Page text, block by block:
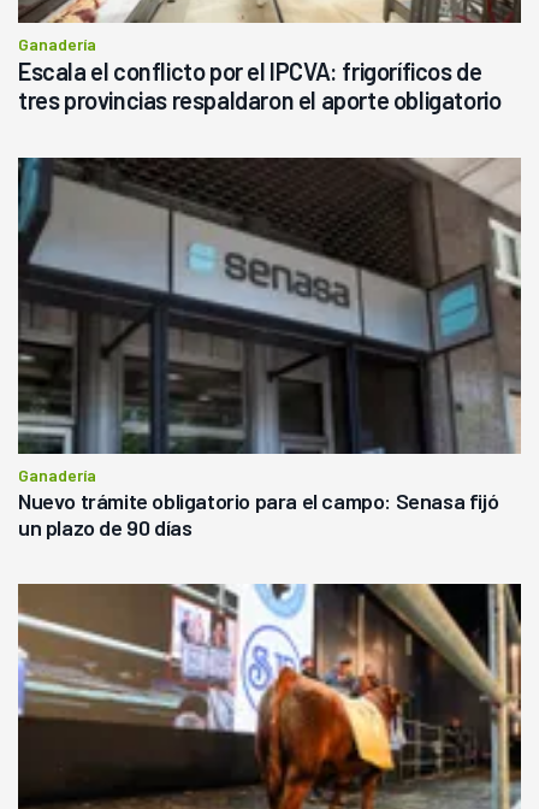
Ganadería
Escala el conflicto por el IPCVA: frigoríficos de
tres provincias respaldaron el aporte obligatorio
Ganadería
Nuevo trámite obligatorio para el campo: Senasa fijó
un plazo de 90 días